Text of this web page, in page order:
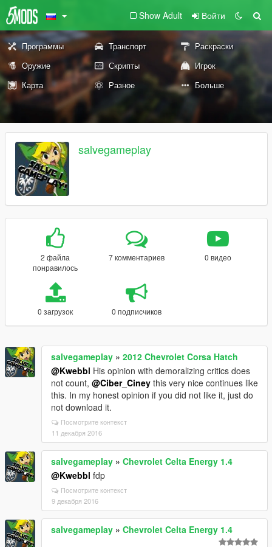
Show Adult Войти
Программы Транспорт
Раскраски
Оружие
Скрипты
Игрок
Карта
Разное Больше
salvegameplay
2 файла
понравилось
7 комментариев 0 видео
0 загрузок 0 подписчиков
salvegameplay » 2012 Chevrolet Corsa Hatch
@Kwebbl His opinion with demoralizing critics does
not count, @Ciber_Ciney this very nice continues like
this. In my honest opinion if you did not like it, just do
not download it.
Посмотрите контекст
11 декабря 2016
salvegameplay » Chevrolet Celta Energy 1.4
@Kwebbl fdp
Посмотрите контекст
9 декабря 2016
salvegameplay » Chevrolet Celta Energy 1.4